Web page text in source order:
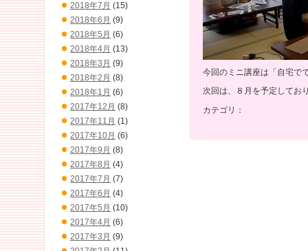
今回のミニ講座は「自宅で
次回は、８月を予定してお
カテゴリ：
2018年7月 (15)
2018年6月 (9)
2018年5月 (6)
2018年4月 (13)
2018年3月 (9)
2018年2月 (8)
2018年1月 (6)
2017年12月 (8)
2017年11月 (1)
2017年10月 (6)
2017年9月 (8)
2017年8月 (4)
2017年7月 (7)
2017年6月 (4)
2017年5月 (10)
2017年4月 (6)
2017年3月 (9)